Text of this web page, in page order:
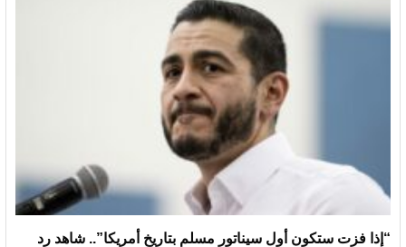
“إذا فزت ستكون أول سيناتور مسلم بتاريخ أمريكا”.. شاهد رد